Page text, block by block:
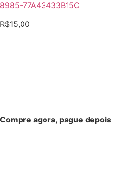
8985-77A43433B15C
R$15,00
Compre agora, pague depois